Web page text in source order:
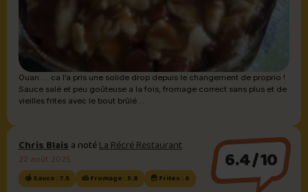
Ouan … ca l’a pris une solide drop depuis le changement de proprio !
Sauce salé et peu goûteuse a la fois, fromage correct sans plus et de
vieilles frites avec le bout brûlé…
Chris Blaisa notéLa Récré Restaurant
22 août 2025
🍯 Sauce : 7.5 🧀 Fromage : 5.8 🍟 Frites : 6
6.4/10